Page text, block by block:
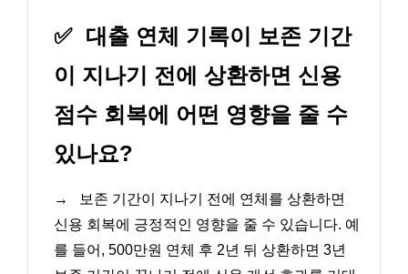
✅ 대출 연체 기록이 보존 기간
이 지나기 전에 상환하면 신용
점수 회복에 어떤 영향을 줄 수
있나요?
→
보존 기간이 지나기 전에 연체를 상환하면
신용 회복에 긍정적인 영향을 줄 수 있습니다. 예
를 들어, 500만원 연체 후 2년 뒤 상환하면 3년